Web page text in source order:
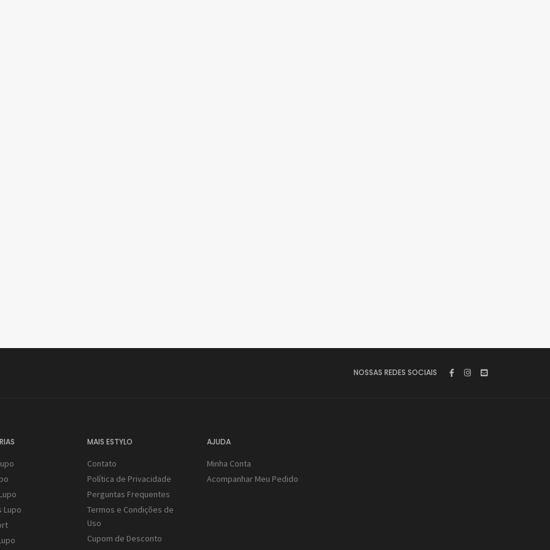
NOSSAS REDES SOCIAIS
Lupo
MAIS ESTYLO
Contato
Política de Privacidade
Perguntas Frequentes
Termos e Condições de
Uso
Cupom de Desconto
AJUDA
Minha Conta
Acompanhar Meu Pedido